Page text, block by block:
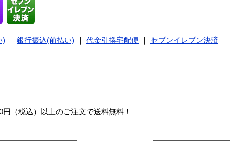
) 銀行振込(前払い) 代金引換宅配便
セブンイレブン決済
（税込）以上のご注文で送料無料！